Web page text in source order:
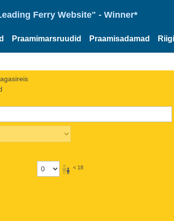
Ferry Website" - Winner*
Praamimarsruudid Praamisadamad
< 18